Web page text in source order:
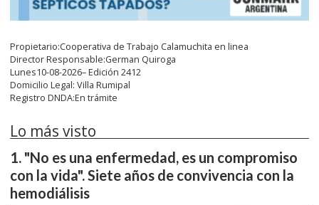
Propietario:Cooperativa de Trabajo Calamuchita en linea
Director Responsable:German Quiroga
Lunes10-08-2026– Edición 2412
Domicilio Legal: Villa Rumipal
Registro DNDA:En trámite
Lo más visto
"No es una enfermedad, es un compromiso
con la vida". Siete años de convivencia con la
hemodiálisis